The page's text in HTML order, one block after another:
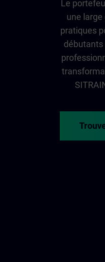
Le
une
pratiques
débutants